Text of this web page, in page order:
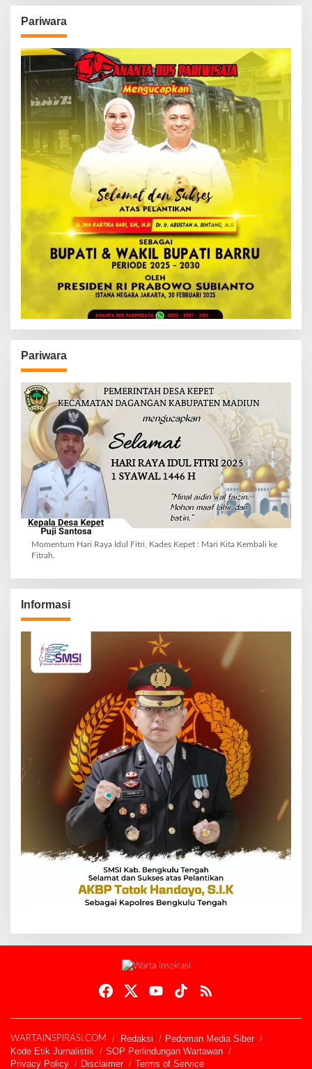
Pariwara
Pariwara
Momentum Hari Raya Idul Fitri, Kades Kepet : Mari Kita Kembali ke
Fitrah.
Informasi
WARTAINSPIRASI.COM Redaksi
Pedoman Media Siber
Kode Etik Jurnalistik
SOP Perlindungan Wartawan
Privacy Policy
Disclaimer Terms of Service